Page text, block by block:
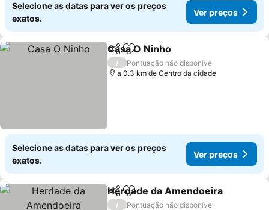
Selecione as datas para ver os preços
exatos.
Ver preços
PartilharAdicionar aos favoritos
Casa O Ninho
/
Pontuação não disponível
a 0.3 km de Centro da cidade
Selecione as datas para ver os preços
exatos.
Ver preços
PartilharAdicionar aos favoritos
Herdade da Amendoeira
/
Pontuação não disponível